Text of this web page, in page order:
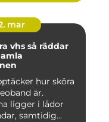
mar
räddar
hur sköra
är.
ligger i lådor
samtidig...